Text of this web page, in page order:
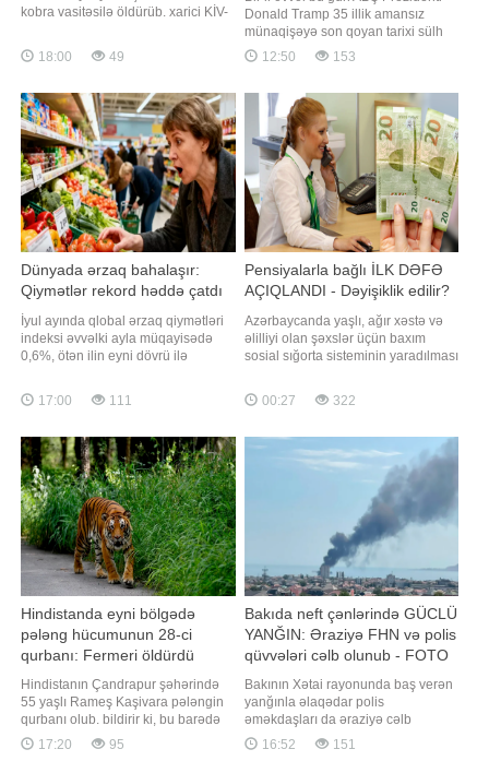
kobra vasitəsilə öldürüb. xarici KİV-
daha əvvəl də zəhərli ilan
sancmasından sağ çıxıb. 2020-ci
Bundan sonra qadın uzun müddət
müalicə alıb və valideynlərini
18:00 49
Donald Tramp 35 illik amansız
münaqişəyə son qoyan tarixi sülh
müqaviləsini imzalamaq üçün
Azərbaycan və Ermənistanı bir
bunu ABŞ Prezidentinin xüsusi
elçisi Stiv Uitkoff "X" sosial şəbəkə
hesabındakı paylaşımd
12:50 153
Dünyada ərzaq bahalaşır:
Qiymətlər rekord həddə çatdı
İyul ayında qlobal ərzaq qiymətləri
indeksi əvvəlki ayla müqayisədə
0,6%, ötən ilin eyni dövrü ilə
cü ilin yanvarından bəri ən yüksək
səviyyəyə çatıb. xəbər verir ki, bu
Təsərrüfatı Təşkilatı (FAO) məlumat
yayıb. Əsas ərzaq məhsullarının
düny
17:00 111
Pensiyalarla bağlı İLK DƏFƏ
AÇIQLANDI - Dəyişiklik edilir?
Azərbaycanda yaşlı, ağır xəstə və
əlilliyi olan şəxslər üçün baxım
sosial sığorta sisteminin yaradılması
açıqlamasında iqtisadçı Vahid
Əhmədov deyib. Onun sözlərinə
Avropa ölkələri və ABŞ-da tətbiq
olunur və insanların uzunmüddətli
00:27 322
Hindistanda eyni bölgədə
pələng hücumunun 28-ci
qurbanı: Fermeri öldürdü
Hindistanın Çandrapur şəhərində
55 yaşlı Rameş Kaşivara pələngin
qurbanı olub. bildirir ki, bu barədə
"Times of India" nəşri məlumat
yayıb. Məlumata görə, fermer əkin
17:20 95
Bakıda neft çənlərində GÜCLÜ
YANĞIN: Əraziyə FHN və polis
qüvvələri cəlb olunub - FOTO
Bakının Xətai rayonunda baş verən
yanğınla əlaqədar polis
əməkdaşları da əraziyə cəlb
olunublar. -ın əldə etdiyi məlumata
görə, hadisə yerində
16:52 151